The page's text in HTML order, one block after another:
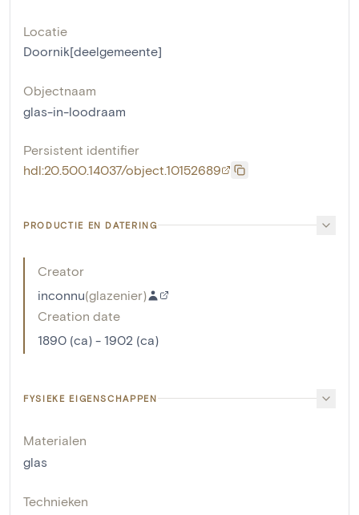
Locatie
Doornik[deelgemeente]
Objectnaam
glas-in-loodraam
Persistent identifier
hdl:20.500.14037/object.10152689
PRODUCTIE EN DATERING
Creator
inconnu(glazenier)
Creation date
1890 (ca) - 1902 (ca)
FYSIEKE EIGENSCHAPPEN
Materialen
glas
Technieken